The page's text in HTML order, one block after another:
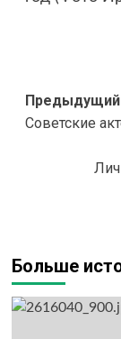
записи
Предыдущий
Советские
Больше